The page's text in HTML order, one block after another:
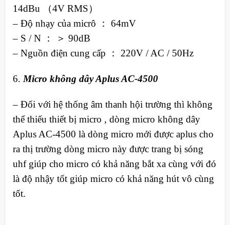
14dBu （4V RMS）
– Độ nhạy của micrô ： 64mV
– S / N ： ＞ 90dB
– Nguồn điện cung cấp ： 220V / AC / 50Hz
6. Micro không dây Aplus AC-4500
– Đối với hệ thống âm thanh hội trường thì không
thể thiếu thiết bị micro , dòng micro không dây
Aplus AC-4500 là dòng micro mới được aplus cho
ra thị trường dòng micro này được trang bị sóng
uhf giúp cho micro có khả năng bắt xa cùng với đó
là độ nhậy tốt giúp micro có khả năng hút vô cùng
tốt.